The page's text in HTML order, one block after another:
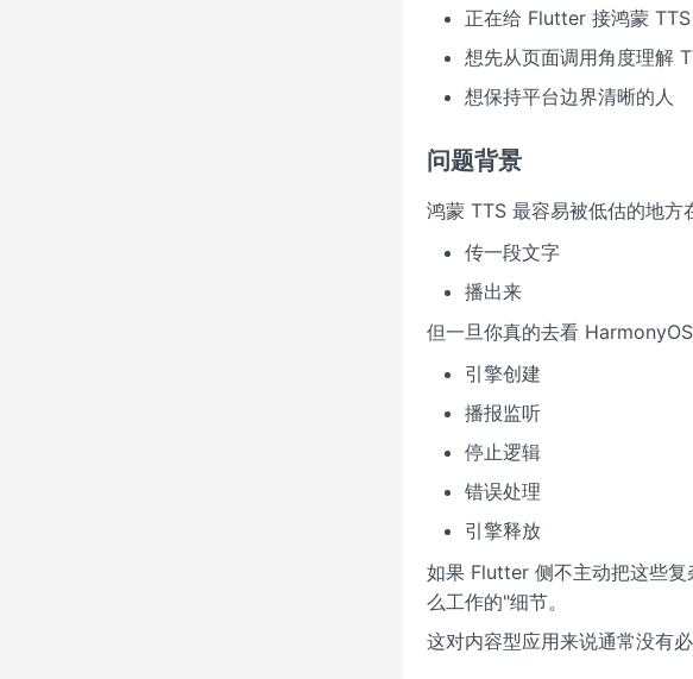
正在给 Flutter 接鸿蒙
想先从页面调用角度理解
想保持平台边界清晰的人
问题背景
鸿蒙 TTS 最容易被低估的地方
传一段文字
播出来
但一旦你真的去看
引擎创建
播报监听
停止逻辑
错误处理
引擎释放
如果 Flutter 侧不主动把这些
么工作的"细节。
这对内容型应用来说通常没有必